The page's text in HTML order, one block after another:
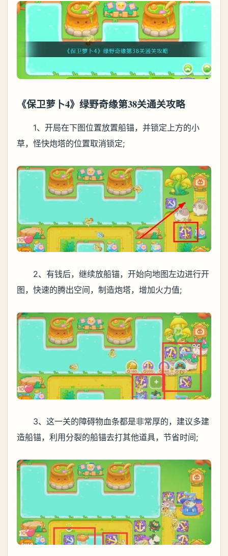
《保卫萝卜4》绿野奇缘第38关通关攻略
1、开局在下图位置放置船锚，并锁定上方的小
草，怪快炮塔的位置取消锁定;
2、有钱后，继续放船锚，开始向地图左边进行开
图，快速的腾出空间，制造炮塔，增加火力值;
3、这一关的障碍物血条都是非常厚的，建议多建
造船锚，利用分裂的船锚去打其他道具，节省时间;